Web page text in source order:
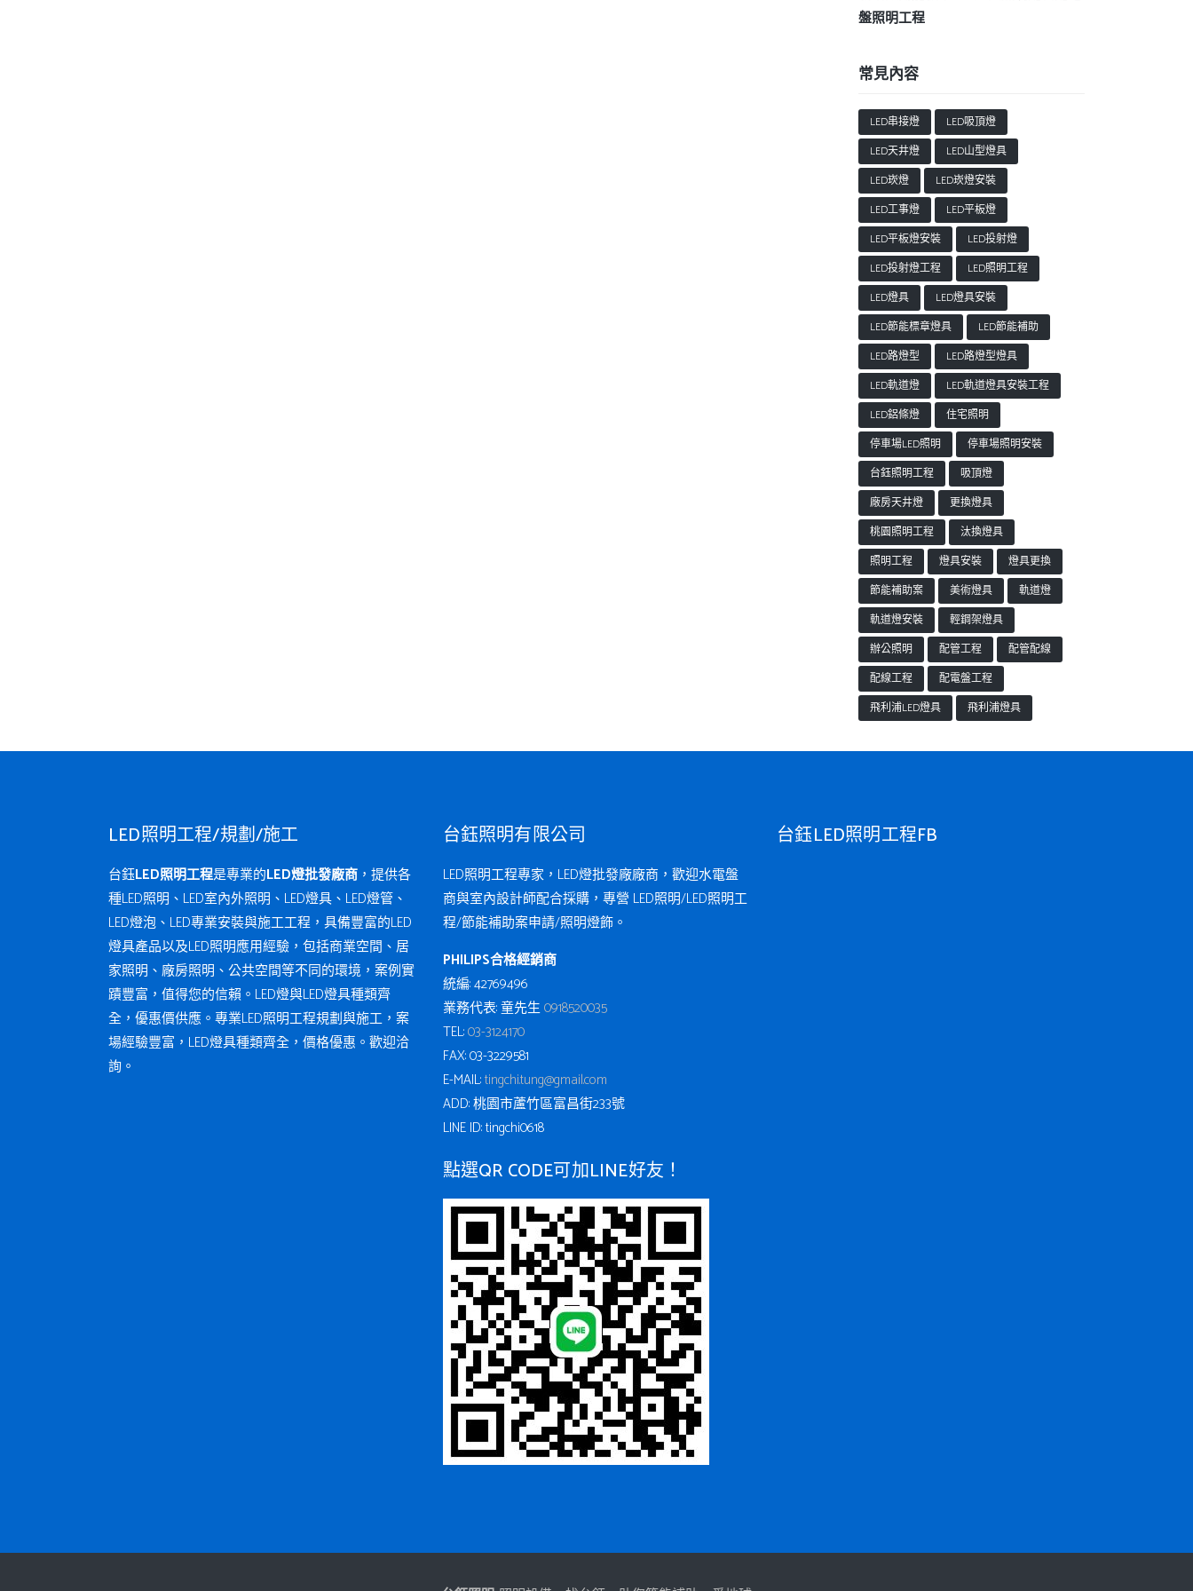
盤照明工程
常見內容
LED串接燈
LED吸頂燈
LED天井燈
LED山型燈具
LED崁燈
LED崁燈安裝
LED工事燈
LED平板燈
LED平板燈安裝
LED投射燈
LED投射燈工程
LED照明工程
LED燈具
LED燈具安裝
LED節能標章燈具
LED節能補助
LED路燈型
LED路燈型燈具
LED軌道燈
LED軌道燈具安裝工程
LED鋁條燈
住宅照明
停車場LED照明
停車場照明安裝
台鈺照明工程
吸頂燈
廠房天井燈
更換燈具
桃園照明工程
汰換燈具
照明工程
燈具安裝
燈具更換
節能補助案
美術燈具
軌道燈
軌道燈安裝
輕鋼架燈具
辦公照明
配管工程
配管配線
配線工程
配電盤工程
飛利浦LED燈具
飛利浦燈具
LED照明工程/規劃/施工
台鈺LED照明工程是專業的LED燈批發廠商 ，提供各
種LED照明、LED室內外照明、LED燈具、LED燈管、
LED燈泡、LED專業安裝與施工工程，具備豐富的LED
燈具產品以及LED照明應用經驗，包括商業空間、居
家照明、廠房照明、公共空間等不同的環境，案例實
蹟豐富，值得您的信賴。LED燈與LED燈具種類齊
全，優惠價供應。專業LED照明工程規劃與施工，案
場經驗豐富，LED燈具種類齊全，價格優惠。歡迎洽
詢。
台鈺照明有限公司
LED照明工程專家，LED燈批發廠廠商，歡迎水電盤
商與室內設計師配合採購，專營 LED照明/LED照明工
程/節能補助案申請/照明燈飾。
PHILIPS合格經銷商
統編: 42769496
業務代表: 童先生0918520035
TEL:03-3124170
FAX: 03-3229581
E-MAIL:tingchi.tung@gmail.com
ADD: 桃園市蘆竹區富昌街233號
LINE ID: tingchi0618
點選QR CODE可加LINE好友！
台鈺LED照明工程FB